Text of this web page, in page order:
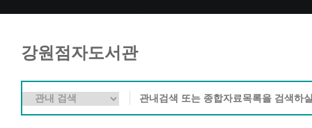
강원점자도서관